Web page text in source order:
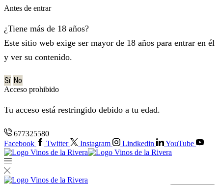
Antes de entrar
¿Tiene más de 18 años?
Este sitio web exige ser mayor de 18 años para entrar en él
y ver su contenido.
Sí No
Acceso prohibido
Tu acceso está restringido debido a tu edad.
677325580
Facebook
Twitter Instagram Lindkedin YouTube